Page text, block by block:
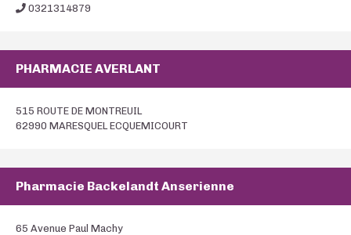
0321314879
PHARMACIE AVERLANT
515 ROUTE DE MONTREUIL
62990 MARESQUEL ECQUEMICOURT
Pharmacie Backelandt Anserienne
65 Avenue Paul Machy